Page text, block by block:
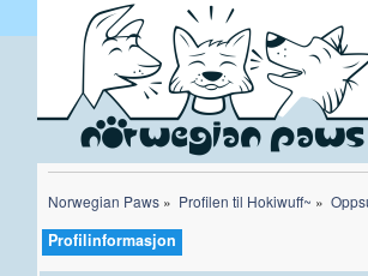
Norwegian Paws » Profilen til Hokiwuff~ »
Profilinformasjon